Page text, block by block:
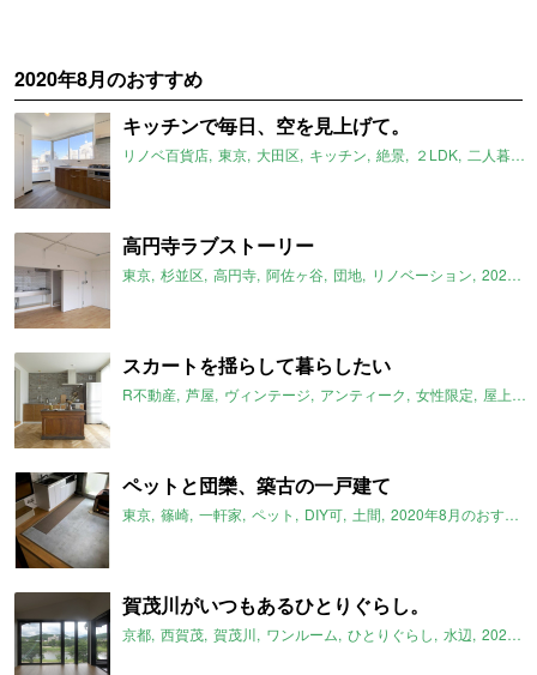
2020年8月のおすすめ
キッチンで毎日、空を見上げて。
リノベ百貨店 東京 大田区 キッチン 絶景 ２LDK 二人暮らし
高円寺ラブストーリー
東京 杉並区 高円寺 阿佐ヶ谷 団地 リノベーション 2020年8月のおすすめ
スカートを揺らして暮らしたい
R不動産 芦屋 ヴィンテージ アンティーク 女性限定 屋上付き
ペットと団欒、築古の一戸建て
東京 篠崎 一軒家 ペット DIY可 土間 2020年8月のおすすめ
賀茂川がいつもあるひとりぐらし。
京都 西賀茂 賀茂川 ワンルーム ひとりぐらし 水辺 2020年8月のおすすめ